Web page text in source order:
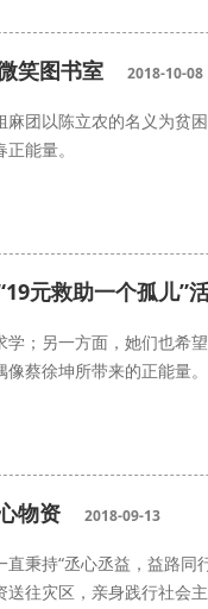
笑图书室 2018-10-08
团以陈立农的名义为贫
能量。
元救助一个孤儿”
；另一方面，她们也希
蔡徐坤所带来的正能量。
物资 2018-09-13
秉持“丞心丞益，益路同
往灾区，亲身践行社会